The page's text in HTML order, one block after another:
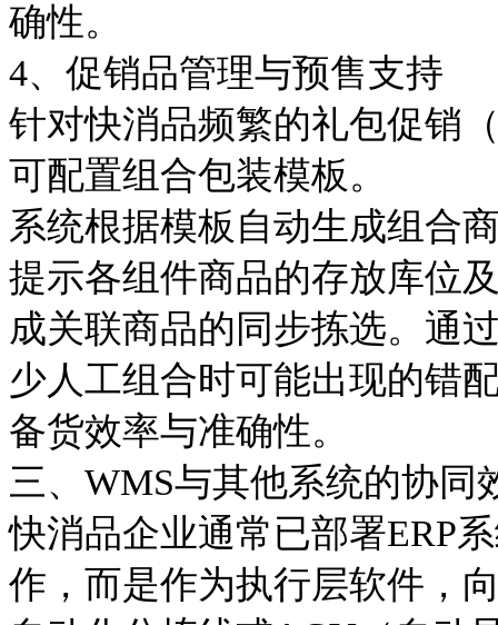
确性。
4、 促销品管理与预售支持
针对快消品频繁的礼包促销
可配置组合包装模板。
系统根据模板自动生成组合
提示各组件商品的存放库位
成关联商品的同步拣选。通
少人工组合时可能出现的错
备货效率与准确性。
三、 WMS与其他系统的协同
快消品企业通常已部署ERP
作，而是作为执行层软件，